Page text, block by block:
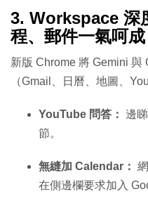
3. Workspace 深
程、郵件一氣呵成
新版 Chrome 將 Gemini 與
（Gmail、日曆、地圖、
YouTube 問答： 邊
節。
無縫加 Calendar：
在側邊欄要求加入